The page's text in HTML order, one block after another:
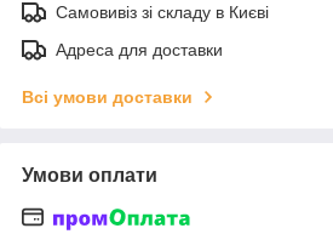
Самовивіз зі складу в Києві
Адреса для доставки
Всі умови доставки
Умови оплати